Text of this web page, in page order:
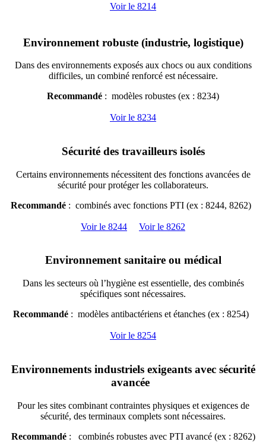
Voir le 8214
Environnement robuste (industrie, logistique)
Dans des environnements exposés aux chocs ou aux conditions
difficiles, un combiné renforcé est nécessaire.
Recommandé : modèles robustes (ex : 8234)
Voir le 8234
Sécurité des travailleurs isolés
Certains environnements nécessitent des fonctions avancées de
sécurité pour protéger les collaborateurs.
Recommandé: combinés avec fonctions PTI (ex : 8244, 8262)
Voir le 8244 Voir le 8262
Environnement sanitaire ou médical
Dans les secteurs où l’hygiène est essentielle, des combinés
spécifiques sont nécessaires.
Recommandé: modèles antibactériens et étanches (ex : 8254)
Voir le 8254
Environnements industriels exigeants avec sécurité
avancée
Pour les sites combinant contraintes physiques et exigences de
sécurité, des terminaux complets sont nécessaires.
Recommandé: combinés robustes avec PTI avancé (ex : 8262)